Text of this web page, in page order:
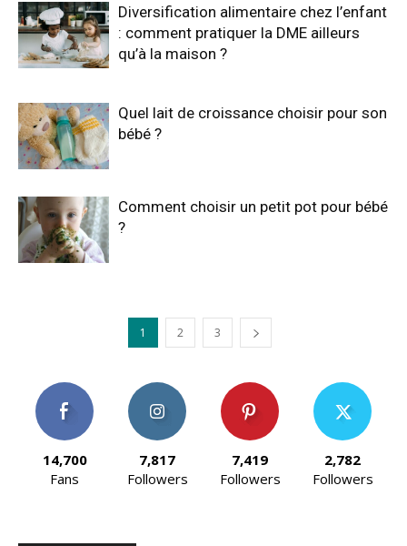
Diversification alimentaire chez l’enfant
: comment pratiquer la DME ailleurs
qu’à la maison ?
Quel lait de croissance choisir pour son
bébé ?
Comment choisir un petit pot pour bébé
?
1 2 3
14,700
Fans
7,817
Followers
7,419
Followers
2,782
Followers